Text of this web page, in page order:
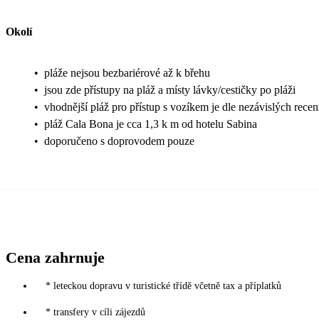
Okolí
• pláže nejsou bezbariérové až k břehu
• jsou zde přístupy na pláž a místy lávky/cestičky po pláži
• vhodnější pláž pro přístup s vozíkem je dle nezávislých
• pláž Cala Bona je cca 1,3 k m od hotelu Sabina
• doporučeno s doprovodem pouze
Cena zahrnuje
* leteckou dopravu v turistické třídě včetně tax a příplatků
* transfery v cíli zájezdů